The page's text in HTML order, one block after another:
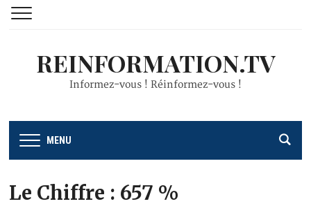
REINFORMATION.TV
Informez-vous ! Réinformez-vous !
MENU
Le Chiffre : 657 %